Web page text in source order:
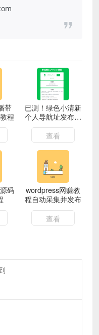
带
程
已测！绿色小清新
个人导航址发布页
单文件源码
查看
码
wordpress网赚教
程自动采集并发布
查看